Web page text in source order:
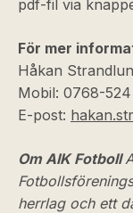
pdf-fil via
För mer
Håkan
Mobil: 0768-524
E-post:
Om AIK Fotboll
herrlag och ett